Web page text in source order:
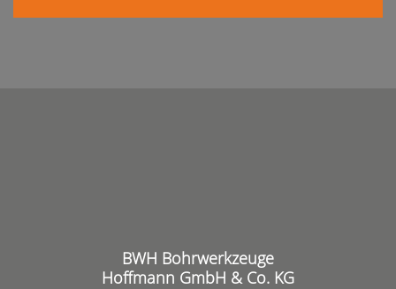
BWH Bohrwerkzeuge
Hoffmann GmbH & Co. KG